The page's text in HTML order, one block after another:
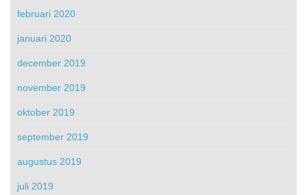
februari 2020
januari 2020
december 2019
november 2019
oktober 2019
september 2019
augustus 2019
juli 2019